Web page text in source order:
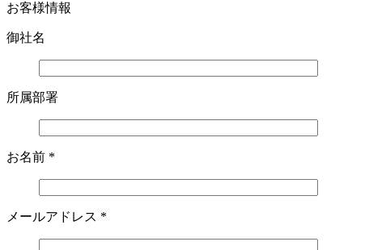
お客様情報
御社名
所属部署
お名前 *
メールアドレス *